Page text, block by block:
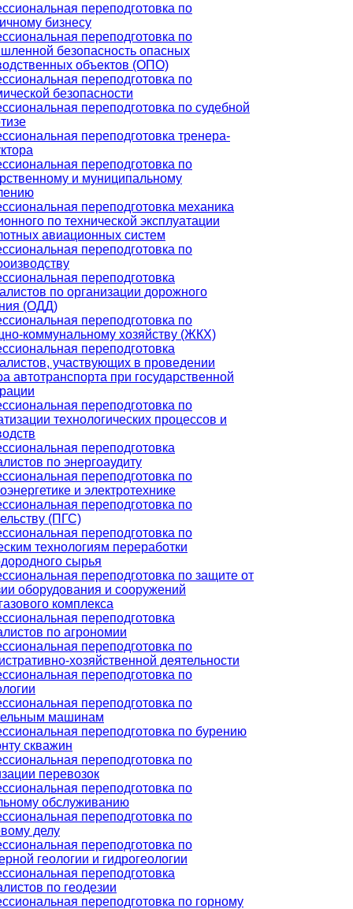
переподготовка по
бизнесу
переподготовка по
безопасность опасных
объектов (ОПО)
переподготовка по
безопасности
переподготовка по судебной
переподготовка тренера-
переподготовка по
и муниципальному
переподготовка механика
по технической эксплуатации
авиационных систем
переподготовка по
переподготовка
по организации дорожного
(ОДД)
переподготовка по
коммунальному хозяйству (ЖКХ)
переподготовка
участвующих в проведении
автотранспорта при государственной
переподготовка по
технологических процессов и
переподготовка
по энергоаудиту
переподготовка по
и электротехнике
переподготовка по
(ПГС)
переподготовка по
технологиям переработки
сырья
переподготовка по защите от
оборудования и сооружений
комплекса
переподготовка
по агрономии
переподготовка по
хозяйственной деятельности
переподготовка по
переподготовка по
машинам
переподготовка по бурению
скважин
переподготовка по
перевозок
переподготовка по
обслуживанию
переподготовка по
делу
переподготовка по
геологии и гидрогеологии
переподготовка
по геодезии
переподготовка по горному